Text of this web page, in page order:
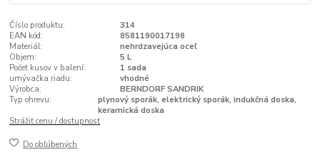
Číslo produktu:
314
EAN kód:
8581190017198
Materiál:
nehrdzavejúca oceľ
Objem:
5 L
Počet kusov v balení:
1 sada
umývačka riadu:
vhodné
Výrobca:
BERNDORF SANDRIK
Typ ohrevu:
plynový sporák, elektrický sporák, indukčná doska,
keramická doska
Strážiť cenu / dostupnosť
Do obľúbených